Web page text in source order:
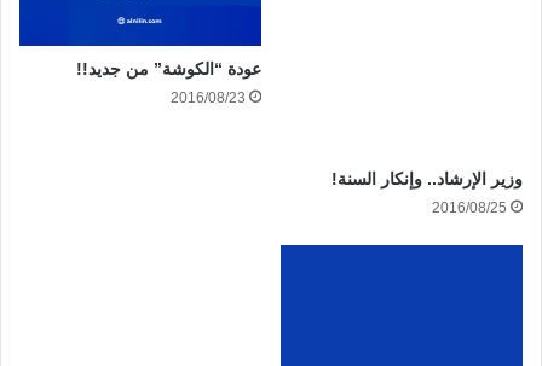
وزير الإرشاد.. وإنكار السنة!
2016/08/25
عودة “الكوشة” من جديد!!
2016/08/23